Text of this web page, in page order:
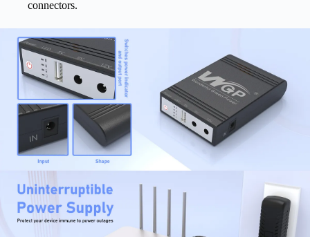
connectors.